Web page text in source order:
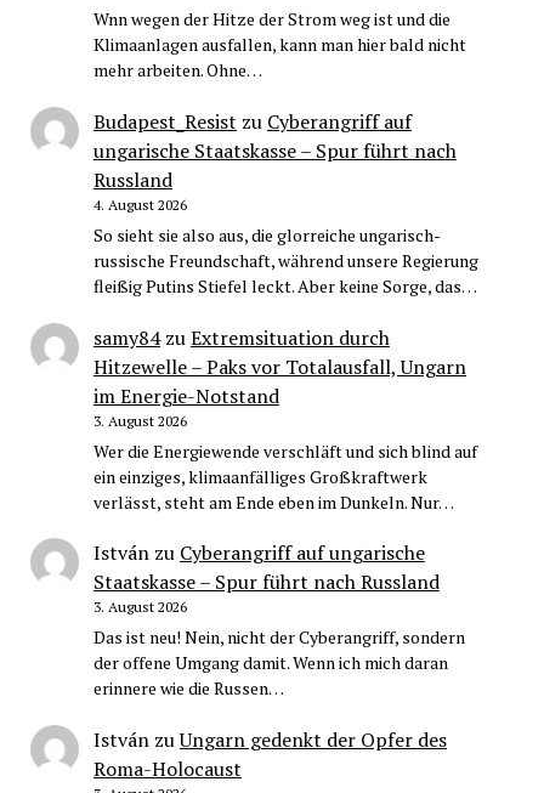
Wnn wegen der Hitze der Strom weg ist und die
Klimaanlagen ausfallen, kann man hier bald nicht
mehr arbeiten. Ohne…
Budapest_Resist zu Cyberangriff auf
ungarische Staatskasse – Spur führt nach
Russland
4. August 2026
So sieht sie also aus, die glorreiche ungarisch-
russische Freundschaft, während unsere Regierung
fleißig Putins Stiefel leckt. Aber keine Sorge, das…
samy84zuExtremsituation durch
Hitzewelle – Paks vor Totalausfall, Ungarn
im Energie-Notstand
3. August 2026
Wer die Energiewende verschläft und sich blind auf
ein einziges, klimaanfälliges Großkraftwerk
verlässt, steht am Ende eben im Dunkeln. Nur…
Istvánzu Cyberangriff auf ungarische
Staatskasse – Spur führt nach Russland
3. August 2026
Das ist neu! Nein, nicht der Cyberangriff, sondern
der offene Umgang damit. Wenn ich mich daran
erinnere wie die Russen…
IstvánzuUngarn gedenkt der Opfer des
Roma-Holocaust